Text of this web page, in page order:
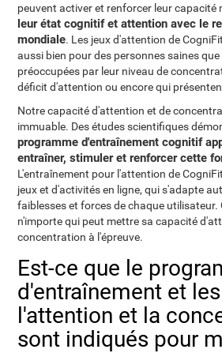
peuvent activer et renforcer leur capacité
leur état cognitif et attention avec le
mondiale. Les jeux d'attention de
aussi bien pour des personnes saines
préoccupées par leur niveau de
déficit d'attention ou encore qui
Notre capacité d'attention et de
immuable. Des études scientifiques
programme d'entraînement cognitif
entraîner, stimuler et renforcer cette
L'entraînement pour l'attention de
jeux et d'activités en ligne, qui s'adapte
faiblesses et forces de chaque utilisateur.
n'importe qui peut mettre sa capacité
concentration à l'épreuve.
Est-ce que le
d'entraînement et
l'attention et la
sont indiqués pour